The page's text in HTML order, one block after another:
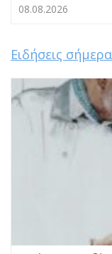
08.08.2026
Ειδήσεις σήμερα